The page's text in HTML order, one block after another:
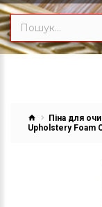
Піна для
Upholstery Foam